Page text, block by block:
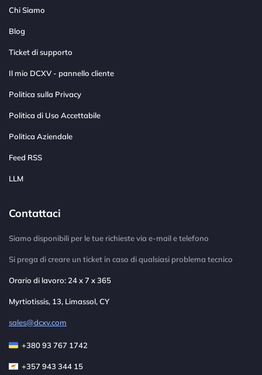
Chi Siamo
Blog
Ticket di supporto
Il mio DCXV - pannello cliente
Politica sulla Privacy
Politica di Uso Accettabile
Politica Aziendale
Feed RSS
LLM
Contattaci
Siamo disponibili per le tue richieste via e-mail e telefono
Si prega di creare un ticket in caso di qualsiasi problema tecnico
Orario di lavoro: 24 x 7 x 365
Myrtiotissis, 13, Limassol, CY
sales@dcxv.com
+380 93 767 1742
+357 943 344 15